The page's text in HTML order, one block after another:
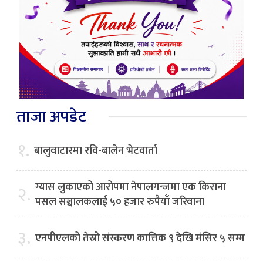
ताजा अपडेट
१. बालुवाटारमा रवि-बालेन भेटवार्ता
२. ग्यास लुकाएको आरोपमा नेपालगन्जमा एक किराना
पसल सञ्चालकलाई ५० हजार रुपैयाँ जरिवाना
३. एनपीएलको तेस्रो संस्करण कात्तिक ९ देखि मंसिर ५ सम्म